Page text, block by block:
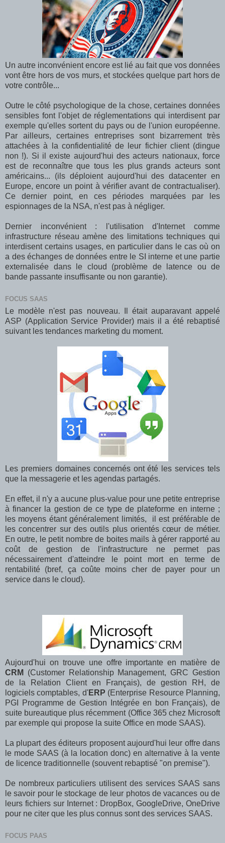
Un autre inconvénient encore est lié au fait que vos données
vont être hors de vos murs, et stockées quelque part hors de
votre contrôle...
Outre le côté psychologique de la chose, certaines données
sensibles font l'objet de réglementations qui interdisent par
exemple qu'elles sortent du pays ou de l'union européenne.
Par ailleurs, certaines entreprises sont bizarrement très
attachées à la confidentialité de leur fichier client (dingue
non !). Si il existe aujourd'hui des acteurs nationaux, force
est de reconnaître que tous les plus grands acteurs sont
américains... (ils déploient aujourd'hui des datacenter en
Europe, encore un point à vérifier avant de contractualiser).
Ce dernier point, en ces périodes marquées par les
espionnages de la NSA, n'est pas à négliger.
Dernier inconvénient : l'utilisation d'Internet comme
infrastructure réseau amène des limitations techniques qui
interdisent certains usages, en particulier dans le cas où on
a des échanges de données entre le SI interne et une partie
externalisée dans le cloud (problème de latence ou de
bande passante insuffisante ou non garantie).
FOCUS SAAS
Le modèle n'est pas nouveau. Il était auparavant appelé
ASP (Application Service Provider) mais il a été rebaptisé
suivant les tendances marketing du moment.
Les premiers domaines concernés ont été les services tels
que la messagerie et les agendas partagés.
En effet, il n'y a aucune plus-value pour une petite entreprise
à financer la gestion de ce type de plateforme en interne ;
les moyens étant généralement limités, il est préférable de
les concentrer sur des outils plus orientés cœur de métier.
En outre, le petit nombre de boites mails à gérer rapporté au
coût de gestion de l'infrastructure ne permet pas
nécessairement d'atteindre le point mort en terme de
rentabilité (bref, ça coûte moins cher de payer pour un
service dans le cloud).
Aujourd'hui on trouve une offre importante en matière de
CRM (Customer Relationship Management, GRC Gestion
de la Relation Client en Français), de gestion RH, de
logiciels comptables, d'ERP (Enterprise Resource Planning,
PGI Programme de Gestion Intégrée en bon Français), de
suite bureautique plus récemment (Office 365 chez Microsoft
par exemple qui propose la suite Office en mode SAAS).
La plupart des éditeurs proposent aujourd'hui leur offre dans
le mode SAAS (à la location donc) en alternative à la vente
de licence traditionnelle (souvent rebaptisé "on premise").
De nombreux particuliers utilisent des services SAAS sans
le savoir pour le stockage de leur photos de vacances ou de
leurs fichiers sur Internet : DropBox, GoogleDrive, OneDrive
pour ne citer que les plus connus sont des services SAAS.
FOCUS PAAS